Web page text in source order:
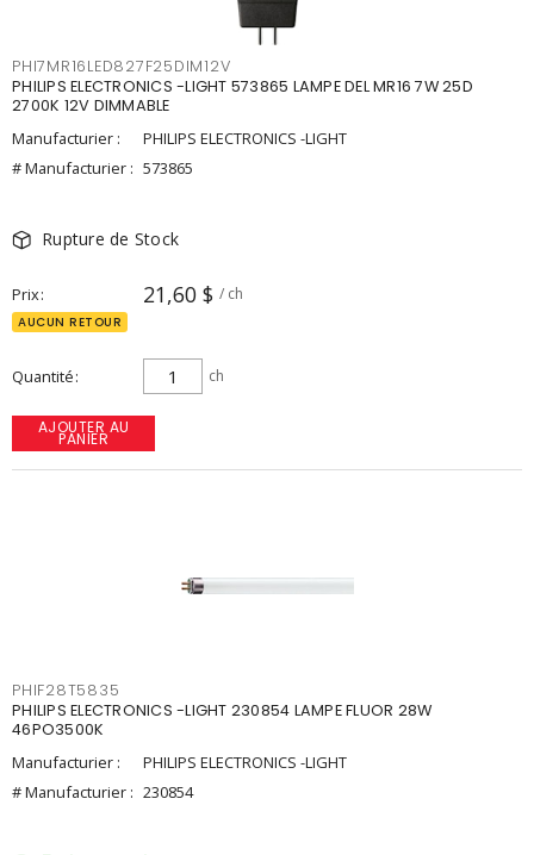
PHI7MR16LED827F25DIM12V
PHILIPS ELECTRONICS -LIGHT 573865 LAMPE DEL MR16 7W 25D
2700K 12V DIMMABLE
Manufacturier :
PHILIPS ELECTRONICS -LIGHT
# Manufacturier : 573865
Rupture de Stock
Prix 21,60 $ / ch
AUCUN RETOUR
Quantité ch
AJOUTER AU
PANIER
PHIF28T5835
PHILIPS ELECTRONICS -LIGHT 230854 LAMPE FLUOR 28W
46PO3500K
Manufacturier :
PHILIPS ELECTRONICS -LIGHT
# Manufacturier : 230854